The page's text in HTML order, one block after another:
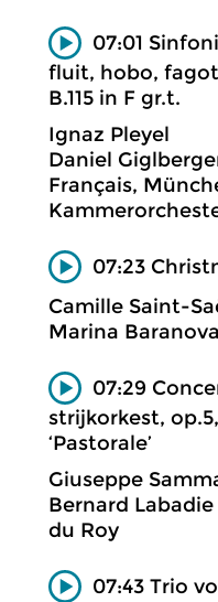
07:01
fluit, hobo,
B.115 in F gr.t.
Ignaz Pleyel
Daniel
Français,
07:23
Camille Saint-
Marina
07:29
strijkorkest,
‘Pastorale’
Giuseppe
Bernard
du Roy
07:43 Trio